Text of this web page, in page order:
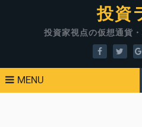
投資
投資家視点の仮想通貨
MENU